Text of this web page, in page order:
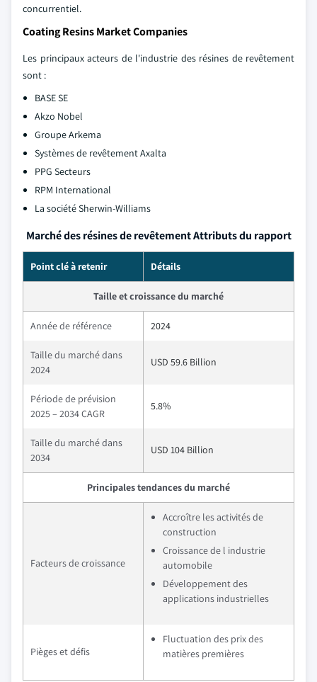
concurrentiel.
Coating Resins Market Companies
Les principaux acteurs de l'industrie des résines de revêtement
sont :
BASE SE
Akzo Nobel
Groupe Arkema
Systèmes de revêtement Axalta
PPG Secteurs
RPM International
La société Sherwin-Williams
Marché des résines de revêtement Attributs du rapport
Point clé à retenir Détails
Taille et croissance du marché
Année de référence 2024
Taille du marché dans
2024
USD 59.6 Billion
Période de prévision
2025 – 2034 CAGR
5.8%
Taille du marché dans
2034
USD 104 Billion
Principales tendances du marché
Facteurs de croissance
Accroître les activités de
construction
Croissance de l industrie
automobile
Développement des
applications industrielles
Pièges et défis
Fluctuation des prix des
matières premières